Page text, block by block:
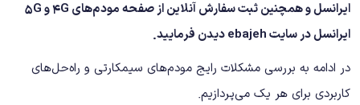
ایرانسل و همچنین ثبت سفارش آنلاین از صفحه
مودم‌های 4G و 5G
ایرانسلدر سایتebajehدیدن فرمایید.
در ادامه به بررسی مشکلات رایج مودم‌های سیمکارتی و راه‌حل‌های
کاربردی برای هر یک می‌پردازیم.